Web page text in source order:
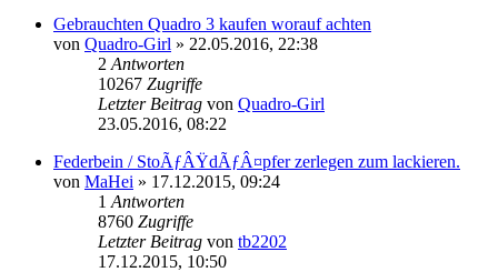
Gebrauchten Quadro 3 kaufen worauf achten
von Quadro-Girl » 22.05.2016, 22:38
2 Antworten
10267 Zugriffe
Letzter Beitrag von Quadro-Girl
23.05.2016, 08:22
Federbein / StoÃƒÂŸdÃƒÂ¤pfer zerlegen zum lackieren.
von MaHei » 17.12.2015, 09:24
1 Antworten
8760 Zugriffe
Letzter Beitrag von tb2202
17.12.2015, 10:50